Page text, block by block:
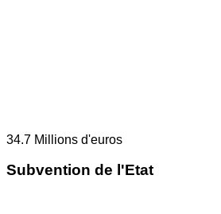
34.7 Millions d'euros
Subvention de l'Etat